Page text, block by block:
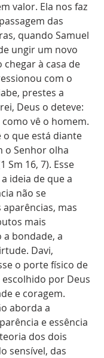
valor. Ela nos faz
das
quando Samuel
ungir um novo
chegar à casa de
com o
prestes a
Deus o deteve:
vê o homem.
o que está diante
o Senhor olha
Sm 16, 7). Esse
ideia de que a
não se
mas
mais
bondade, a
Davi,
o porte físico de
por Deus
e coragem.
aborda a
e essência
dos dois
sensível, das